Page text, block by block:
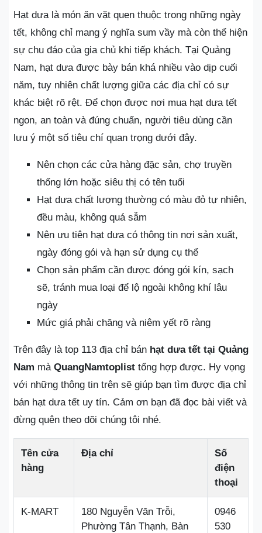
Hạt dưa là món ăn vặt quen thuộc trong những ngày
tết, không chỉ mang ý nghĩa sum vầy mà còn thể hiện
sự chu đáo của gia chủ khi tiếp khách. Tại Quảng
Nam, hạt dưa được bày bán khá nhiều vào dịp cuối
năm, tuy nhiên chất lượng giữa các địa chỉ có sự
khác biệt rõ rệt. Để chọn được nơi mua hạt dưa tết
ngon, an toàn và đúng chuẩn, người tiêu dùng cần
lưu ý một số tiêu chí quan trọng dưới đây.
Nên chọn các cửa hàng đặc sản, chợ truyền
thống lớn hoặc siêu thị có tên tuổi
Hạt dưa chất lượng thường có màu đỏ tự nhiên,
đều màu, không quá sẫm
Nên ưu tiên hạt dưa có thông tin nơi sản xuất,
ngày đóng gói và hạn sử dụng cụ thể
Chọn sản phẩm cần được đóng gói kín, sạch
sẽ, tránh mua loại để lộ ngoài không khí lâu
ngày
Mức giá phải chăng và niêm yết rõ ràng
Trên đây là top 113 địa chỉ bán hạt dưa tết tại Quảng
Nam mà QuangNamtoplist tổng hợp được. Hy vọng
với những thông tin trên sẽ giúp bạn tìm được địa chỉ
bán hạt dưa tết uy tín. Cảm ơn bạn đã đọc bài viết và
đừng quên theo dõi chúng tôi nhé.
Tên cửa
hàng
Địa chỉ
Số
điện
thoại
K-MART
180 Nguyễn Văn Trỗi,
Phường Tân Thạnh, Bàn
0946
530